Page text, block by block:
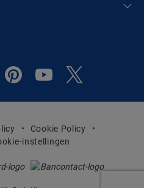
Cookie Policy
instellingen